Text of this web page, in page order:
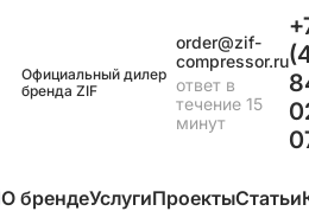
Официальный дилер
бренда ZIF
order@zif-
compressor.ru
ответ в
течение 15
минут
О брендеУслугиПроектыСтатьи